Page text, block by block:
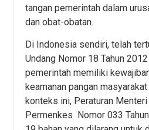
tangan pemerintah dalam
dan obat-obatan.
Di Indonesia sendiri, telah
Undang Nomor 18 Tahun
pemerintah memiliki
keamanan pangan
konteks ini, Peraturan
Permenkes Nomor 033